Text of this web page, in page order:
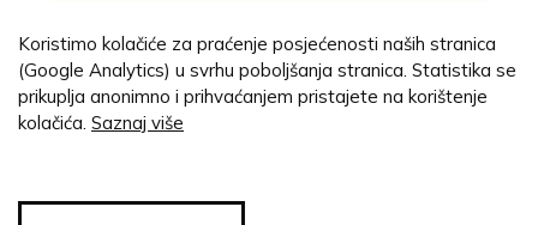
Ustanove
Lenta vremena
Genealogija
Koristimo kolačiće za praćenje posjećenosti naših stranica
(Google Analytics) u svrhu poboljšanja stranica. Statistika se
prikuplja anonimno i prihvaćanjem pristajete na korištenje
kolačića. Saznaj više